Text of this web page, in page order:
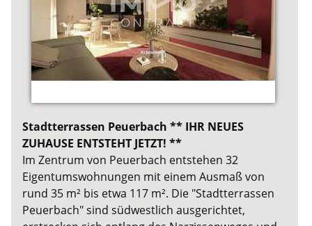
Stadtterrassen Peuerbach ** IHR NEUES
ZUHAUSE ENTSTEHT JETZT! **
Im Zentrum von Peuerbach entstehen 32
Eigentumswohnungen mit einem Ausmaß von
rund 35 m² bis etwa 117 m². Die "Stadtterrassen
Peuerbach" sind südwestlich ausgerichtet,